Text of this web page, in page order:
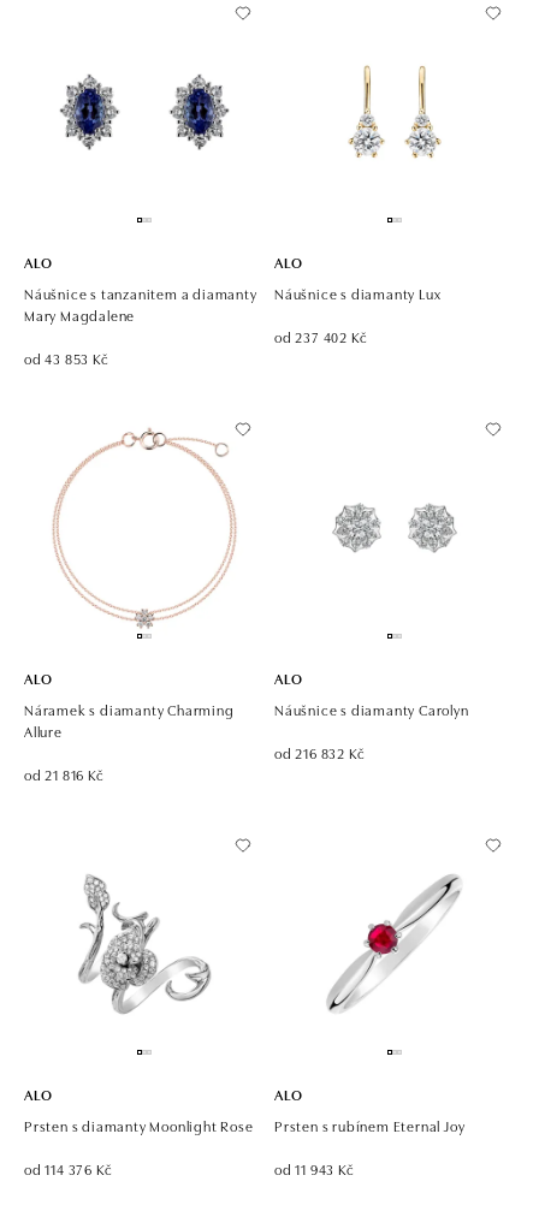
ALO
Náušnice s tanzanitem a diamanty
Mary Magdalene
od 43 853 Kč
ALO
Náušnice s diamanty Lux
od 237 402 Kč
ALO
Náramek s diamanty Charming
Allure
od 21 816 Kč
ALO
Náušnice s diamanty Carolyn
od 216 832 Kč
ALO
Prsten s diamanty Moonlight Rose
od 114 376 Kč
ALO
Prsten s rubínem Eternal Joy
od 11 943 Kč